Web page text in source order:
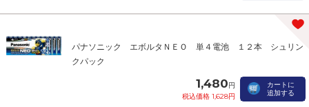
パナソニック エボルタＮＥＯ 単４電池 １２本 シュリン
クパック
1,480円
税込価格 1,628円
カートに
追加する